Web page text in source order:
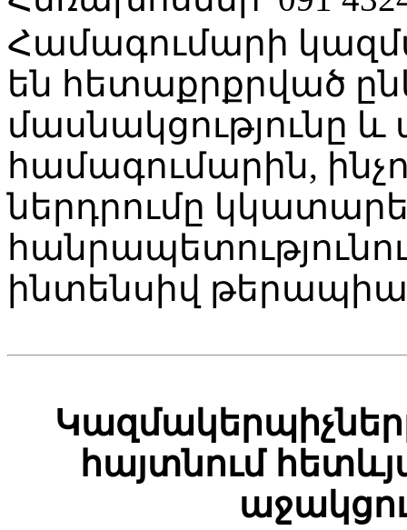
Համագումարի
են հետաքրքրված
մասնակցությունը և
համագումարին,
ներդրումը
ինտենսիվ
հայտնում